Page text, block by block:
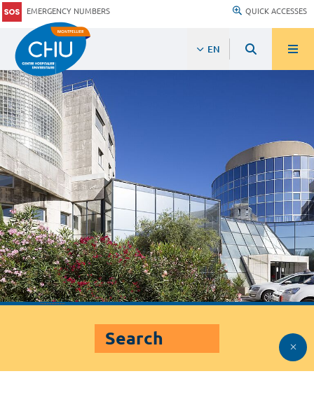
EMERGENCY NUMBERS QUICK ACCESSES
EN
Search